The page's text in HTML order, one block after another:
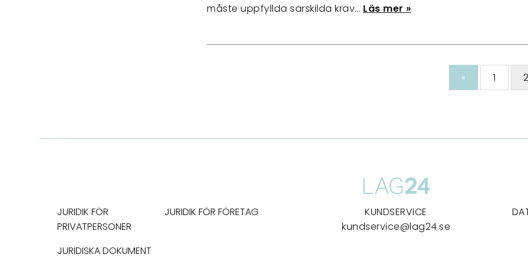
måste uppfyllda särskilda krav… Läs mer »
« 1 2
JURIDIK FÖR
PRIVATPERSONER
JURIDIK FÖR FÖRETAG
JURIDISKA DOKUMENT
KUNDSERVICE
kundservice@lag24.se